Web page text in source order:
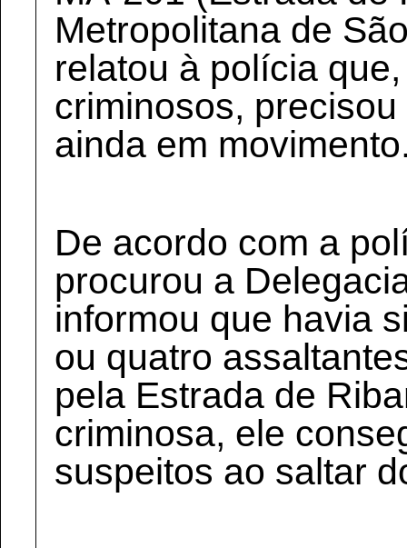
Metropolitana de
relatou à polícia
criminosos,
ainda em
De acordo com a
procurou a
informou que havia
ou quatro
pela Estrada de
criminosa, ele
suspeitos ao saltar